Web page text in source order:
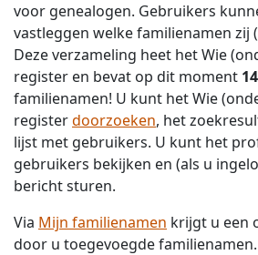
voor genealogen. Gebruikers
vastleggen welke familienamen zij
Deze verzameling heet het Wie
register en bevat op dit moment
familienamen! U kunt het Wie
registerdoorzoeken, het
lijst met gebruikers. U kunt het
gebruikers bekijken en (als u
bericht sturen.
Via Mijn familienamen krijgt u een
door u toegevoegde